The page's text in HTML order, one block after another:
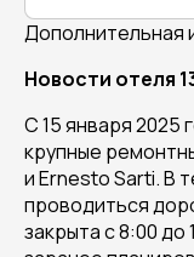
Дополнительная
Новости отеля
С 15 января 2025
крупные
и Ernesto Sarti. В
проводиться
закрыта с 8:00